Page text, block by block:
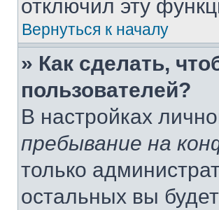
отключил эту
Вернуться к началу
» Как сделать,
пользователей?
В настройках
пребывание на
только
остальных вы